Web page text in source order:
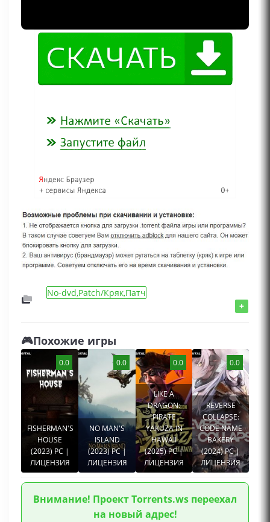
No-dvd,Patch/Кряк,Патч
+
🎮Похожие игры
0.0
FISHERMAN'S
HOUSE
(2023) PC |
ЛИЦЕНЗИЯ
0.0
NO MAN'S
ISLAND
(2023) PC |
ЛИЦЕНЗИЯ
0.0
LIKE A
DRAGON:
PIRATE
YAKUZA IN
HAWAII
(2025) PC |
ЛИЦЕНЗИЯ
0.0
REVERSE
COLLAPSE:
CODE NAME
BAKERY
(2024) PC |
ЛИЦЕНЗИЯ
Внимание! Проект Torrents.ws переехал
на новый адрес!